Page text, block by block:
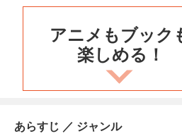
アニメもブック
楽しめる！
あらすじ ／ ジャンル